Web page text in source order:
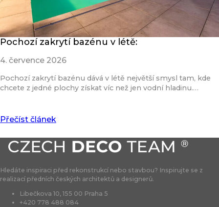
Pochozí zakrytí bazénu v létě:
4. července 2026
Pochozí zakrytí bazénu dává v létě největší smysl tam, kde
chcete z jedné plochy získat víc než jen vodní hladinu.…
Přečíst článek
Hledáte inspiraci před rekonstrukcí nebo stavbou? Inspirujte se z
realizací předních českých architektů a designerů.
Libečkova 10, 155 00 Praha 5
+420 778 488 084